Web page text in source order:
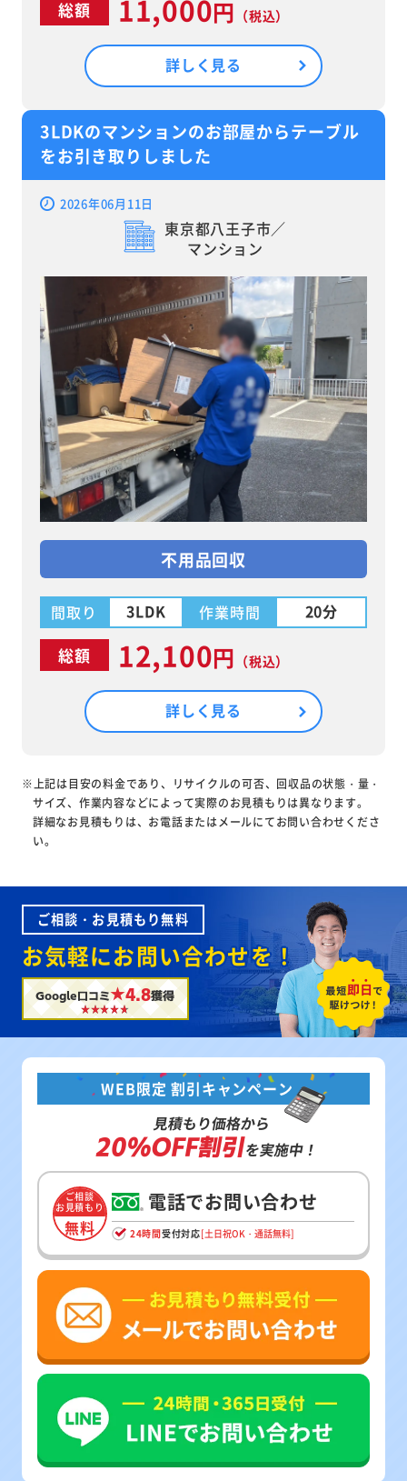
総額 11,000円 （税込）
詳しく見る
3LDKのマンションのお部屋からテーブル
をお引き取りしました
2026年06月11日
東京都八王子市／
マンション
不用品回収
間取り 3LDK 作業時間 20分
総額 12,100円 （税込）
詳しく見る
※上記は目安の料金であり、リサイクルの可否、回収品の状態・量・
サイズ、作業内容などによって実際のお見積もりは異なります。
詳細なお見積もりは、お電話またはメールにてお問い合わせくださ
い。
ご相談・お見積もり無料
お気軽にお問い合わせを！
Google口コミ★4.8獲得
WEB限定 割引キャンペーン
見積もり価格から
20%OFF割引を実施中！
ご相談
お見積もり
無料
電話でお問い合わせ
24時間受付対応[土日祝OK・通話無料]